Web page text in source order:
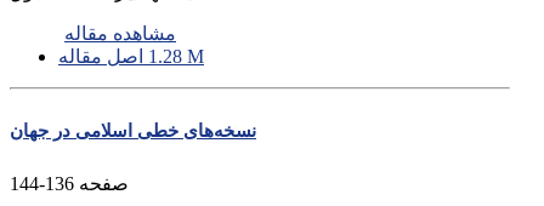
مشاهده مقاله
1.28 M
نسخه‌های خطی اسلامی در جهان
صفحه 136-144